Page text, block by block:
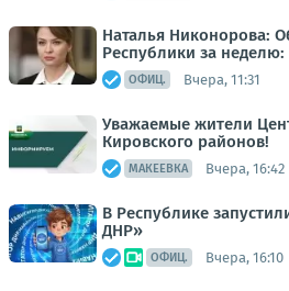
Наталья Никонорова:
Республики за неделю:
ОФИЦ. Вчера, 11:31
Уважаемые жители
Кировского районов!
МАКЕЕВКА Вчера, 16:42
В Республике
ДНР»
ОФИЦ. Вчера, 16:10